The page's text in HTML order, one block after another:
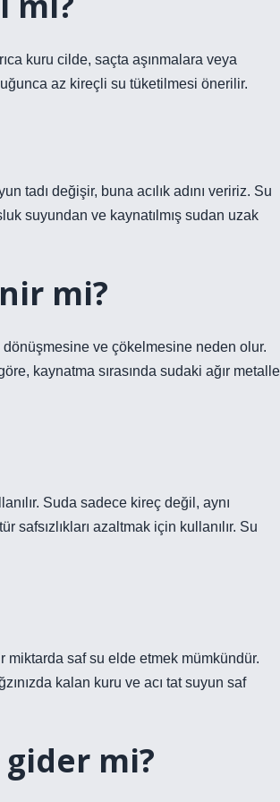
kuru cilde, saçta aşınmalara veya
az kireçli su tüketilmesi önerilir.
tadı değişir, buna acılık adını veririz. Su
suyundan ve kaynatılmış sudan uzak
mi?
ve çökelmesine neden olur.
kaynatma sırasında sudaki ağır
Suda sadece kireç değil, aynı
azaltmak için kullanılır. Su
miktarda saf su elde etmek mümkündür.
kalan kuru ve acı tat suyun saf
mi?